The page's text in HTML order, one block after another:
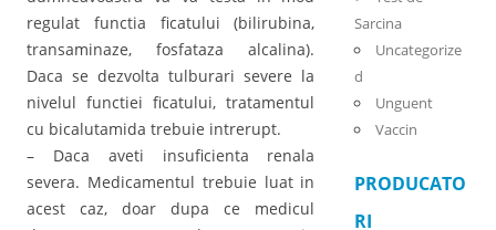
regulat functia ficatului (bilirubina,
transaminaze, fosfataza alcalina).
Daca se dezvolta tulburari severe la
nivelul functiei ficatului, tratamentul
cu bicalutamida trebuie intrerupt.
– Daca aveti insuficienta renala
severa. Medicamentul trebuie luat in
acest caz, doar dupa ce medicul
Sarcina
Uncategorize
d
Unguent
Vaccin
PRODUCATO
RI